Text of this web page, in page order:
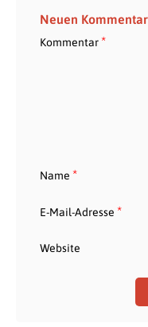
Neuen
Kommentar*
Name *
E-Mail-Adresse *
Website